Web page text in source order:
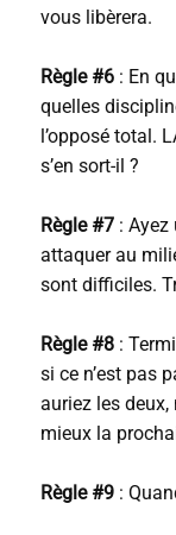
vous libèrera.
Règle #6: En
quelles
l’opposé total.
s’en sort-il ?
Règle #7: Ayez
attaquer au
sont difficiles.
Règle #8:
si ce n’est pas
auriez les
mieux la
Règle #9: